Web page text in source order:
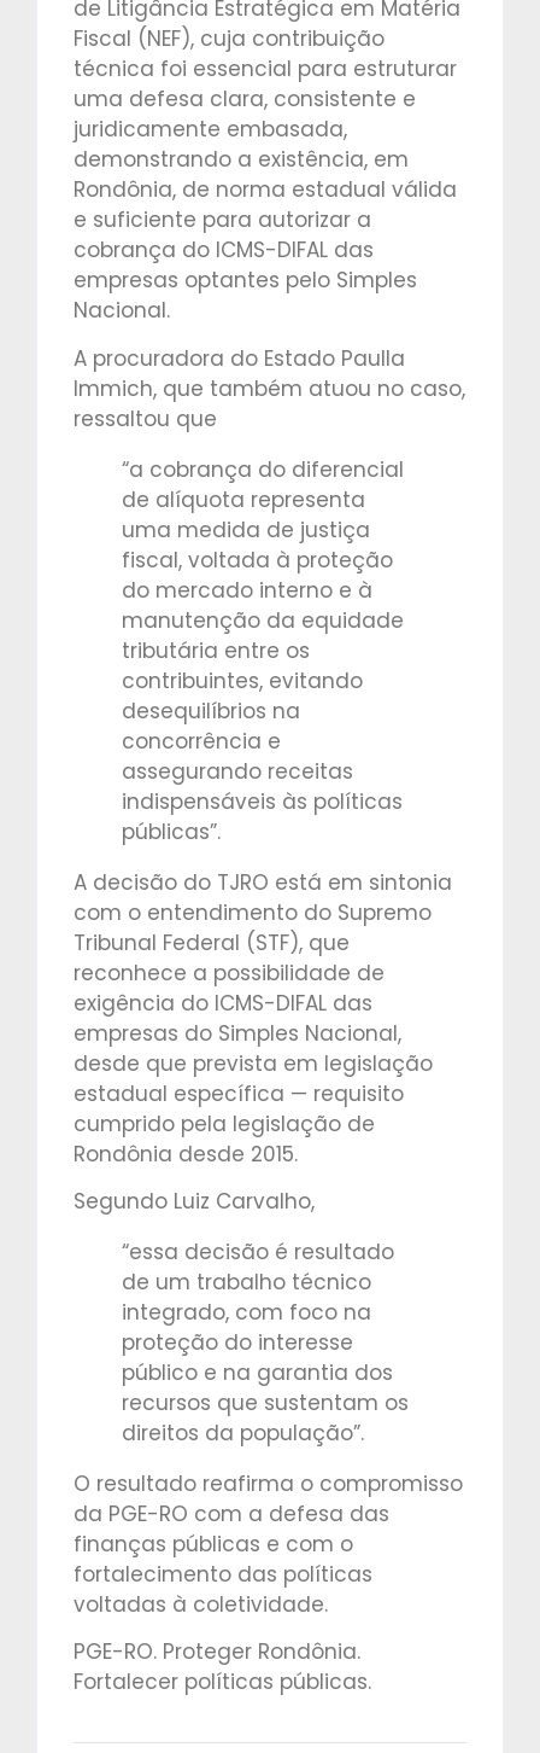
de Litigância Estratégica em Matéria
Fiscal (NEF), cuja contribuição
técnica foi essencial para estruturar
uma defesa clara, consistente e
juridicamente embasada,
demonstrando a existência, em
Rondônia, de norma estadual válida
e suficiente para autorizar a
cobrança do ICMS-DIFAL das
empresas optantes pelo Simples
Nacional.
A procuradora do Estado Paulla
Immich, que também atuou no caso,
ressaltou que
“a cobrança do diferencial
de alíquota representa
uma medida de justiça
fiscal, voltada à proteção
do mercado interno e à
manutenção da equidade
tributária entre os
contribuintes, evitando
desequilíbrios na
concorrência e
assegurando receitas
indispensáveis às políticas
públicas”.
A decisão do TJRO está em sintonia
com o entendimento do Supremo
Tribunal Federal (STF), que
reconhece a possibilidade de
exigência do ICMS-DIFAL das
empresas do Simples Nacional,
desde que prevista em legislação
estadual específica — requisito
cumprido pela legislação de
Rondônia desde 2015.
Segundo Luiz Carvalho,
“essa decisão é resultado
de um trabalho técnico
integrado, com foco na
proteção do interesse
público e na garantia dos
recursos que sustentam os
direitos da população”.
O resultado reafirma o compromisso
da PGE-RO com a defesa das
finanças públicas e com o
fortalecimento das políticas
voltadas à coletividade.
PGE-RO. Proteger Rondônia.
Fortalecer políticas públicas.